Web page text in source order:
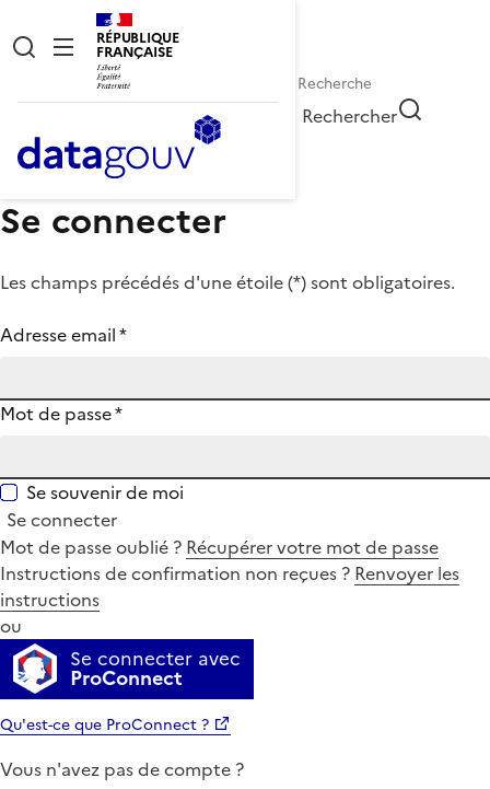
RÉPUBLIQUE
FRANÇAISE
Rechercher
Se connecter
Les champs précédés d'une étoile (*) sont obligatoires.
Adresse email*
Mot de passe*
Se souvenir de moi
Se connecter
Mot de passe oublié ? Récupérer votre mot de passe
Instructions de confirmation non reçues ? Renvoyer les
instructions
ou
Se connecter avec
ProConnect
Qu'est-ce que ProConnect ?
Vous n'avez pas de compte ?